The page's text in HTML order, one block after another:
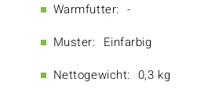
Warmfutter: -
Muster: Einfarbig
Nettogewicht: 0,3 kg